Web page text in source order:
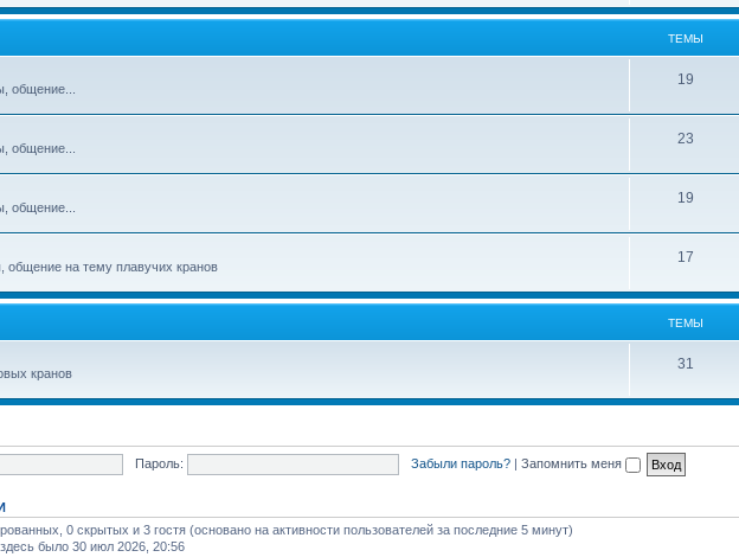
ТЕМЫ
общение...
19
общение...
23
общение...
19
общение на тему плавучих кранов
17
ТЕМЫ
кранов
31
Пароль: Забыли пароль? | Запомнить меня
0 скрытых и 3 гостя (основано на активности пользователей за последние 5 минут)
было 30 июл 2026, 20:56